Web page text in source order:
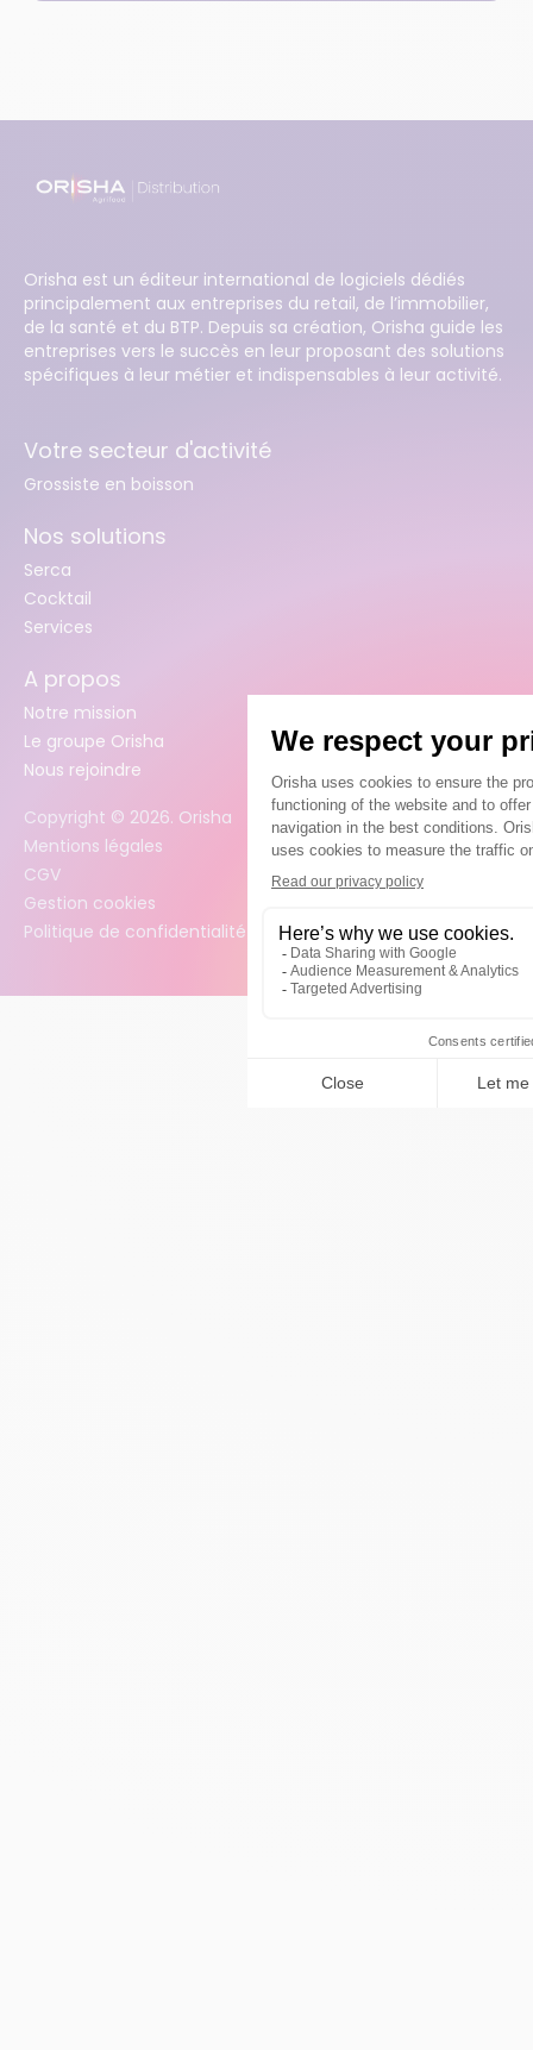
Orisha est un éditeur international de logiciels dédiés
principalement aux entreprises du retail, de l’immobilier,
de la santé et du BTP. Depuis sa création, Orisha guide les
entreprises vers le succès en leur proposant des solutions
spécifiques à leur métier et indispensables à leur activité.
Votre secteur d'activité
Grossiste en boisson
Nos solutions
Serca
Cocktail
Services
A propos
Notre mission
Le groupe Orisha
Nous rejoindre
Copyright © 2026. Orisha
Mentions légales
CGV
Gestion cookies
Politique de confidentialité